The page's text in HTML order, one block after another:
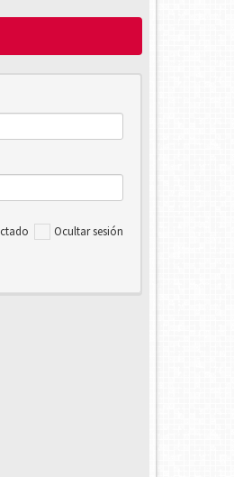
Ocultar sesión